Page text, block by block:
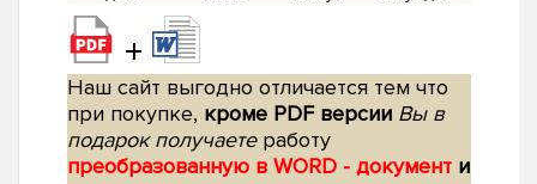
+
Наш сайт выгодно отличается тем что
при покупке, кроме PDF версии Вы в
подарок получаетеработу
преобразованную в WORD - документ и